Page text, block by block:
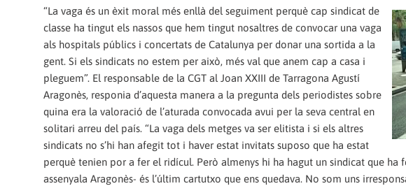
“La vaga és un èxit moral més enllà del seguiment perquè cap sindicat de
classe ha tingut els nassos que hem tingut nosaltres de convocar una vaga
als hospitals públics i concertats de Catalunya per donar una sortida a la
gent. Si els sindicats no estem per això, més val que anem cap a casa i
pleguem”. El responsable de la CGT al Joan XXIII de Tarragona Agustí
Aragonès, responia d’aquesta manera a la pregunta dels periodistes sobre
quina era la valoració de l’aturada convocada avui per la seva central en
solitari arreu del país. “La vaga dels metges va ser elitista i si els altres
sindicats no s’hi han afegit tot i haver estat invitats suposo que ha estat
perquè tenien por a fer el ridícul. Però almenys hi ha hagut un sindicat que ha
assenyala Aragonès- és l’últim cartutxo que ens quedava. No som uns